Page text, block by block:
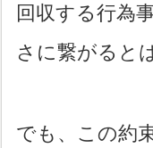
回収する行為
さに繋がると
でも、この約